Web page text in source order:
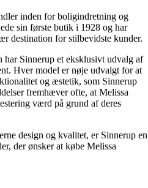
inden for boligindretning og
sin første butik i 1928 og har
destination for stilbevidste kunder.
Sinnerup et eksklusivt udvalg af
Hver model er nøje udvalgt for at
og æstetik, som Sinnerup
fremhæver ofte, at Melissa
værd på grund af deres
design og kvalitet, er Sinnerup en
der ønsker at købe Melissa